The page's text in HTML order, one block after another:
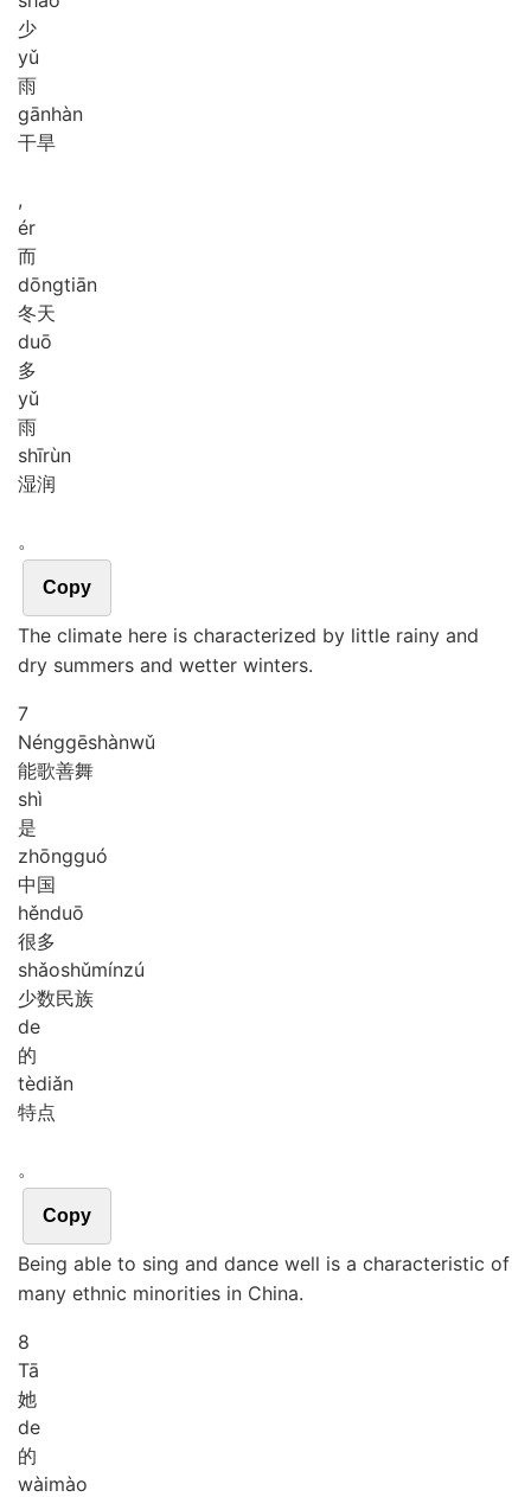
少
yǔ
雨
gānhàn
干旱
,
ér
而
dōngtiān
冬天
duō
多
yǔ
雨
shīrùn
湿润
。
Copy
The climate here is characterized by little rainy and
dry summers and wetter winters.
7
Nénggēshànwǔ
能歌善舞
shì
是
zhōngguó
中国
hěnduō
很多
shǎoshǔmínzú
少数民族
de
的
tèdiǎn
特点
。
Copy
Being able to sing and dance well is a characteristic of
many ethnic minorities in China.
8
Tā
她
de
的
wàimào